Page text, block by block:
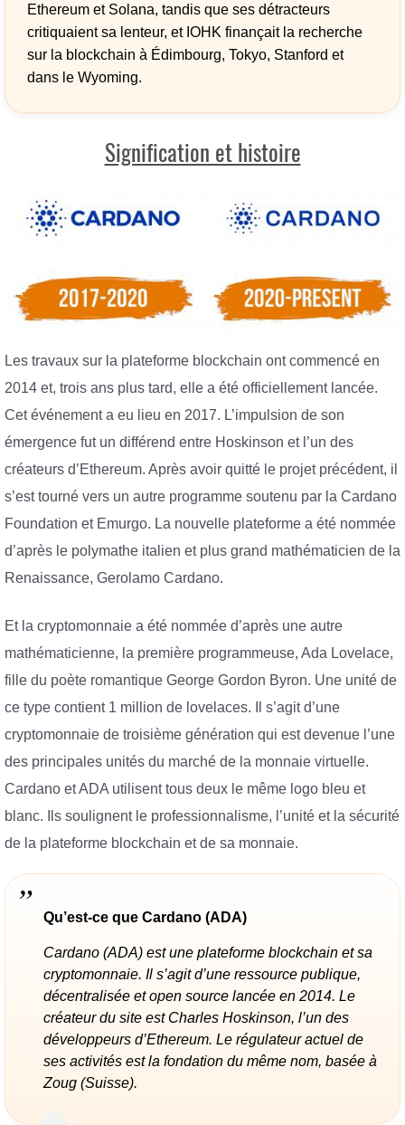
Ethereum et Solana, tandis que ses détracteurs
critiquaient sa lenteur, et IOHK finançait la recherche
sur la blockchain à Édimbourg, Tokyo, Stanford et
dans le Wyoming.
Signification et histoire
Les travaux sur la plateforme blockchain ont commencé en
2014 et, trois ans plus tard, elle a été officiellement lancée.
Cet événement a eu lieu en 2017. L’impulsion de son
émergence fut un différend entre Hoskinson et l’un des
créateurs d’Ethereum. Après avoir quitté le projet précédent, il
s’est tourné vers un autre programme soutenu par la Cardano
Foundation et Emurgo. La nouvelle plateforme a été nommée
d’après le polymathe italien et plus grand mathématicien de la
Renaissance, Gerolamo Cardano.
Et la cryptomonnaie a été nommée d’après une autre
mathématicienne, la première programmeuse, Ada Lovelace,
fille du poète romantique George Gordon Byron. Une unité de
ce type contient 1 million de lovelaces. Il s’agit d’une
cryptomonnaie de troisième génération qui est devenue l’une
des principales unités du marché de la monnaie virtuelle.
Cardano et ADA utilisent tous deux le même logo bleu et
blanc. Ils soulignent le professionnalisme, l’unité et la sécurité
de la plateforme blockchain et de sa monnaie.
Qu’est-ce que Cardano (ADA)
Cardano (ADA) est une plateforme blockchain et sa
cryptomonnaie. Il s’agit d’une ressource publique,
décentralisée et open source lancée en 2014. Le
créateur du site est Charles Hoskinson, l’un des
développeurs d’Ethereum. Le régulateur actuel de
ses activités est la fondation du même nom, basée à
Zoug (Suisse).